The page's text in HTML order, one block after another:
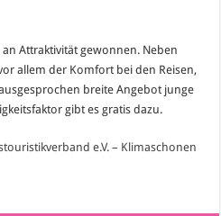
Attraktivität gewonnen. Neben
allem der Komfort bei den Reisen,
breite Angebot junge
gibt es gratis dazu.
e.V. – Klimaschonen